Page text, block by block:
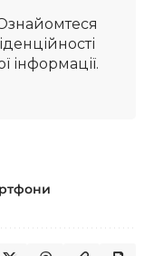
інформації.